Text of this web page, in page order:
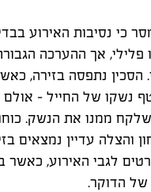
כי נסיבות האירוע
פלילי, אך ההערכה
הסכין נתפסה בזירה,
נשקו של החייל - אולם
ממנו את הנשק.
והצלה עדיין נמצאים
לגבי האירוע, כאשר
של הדוקר.